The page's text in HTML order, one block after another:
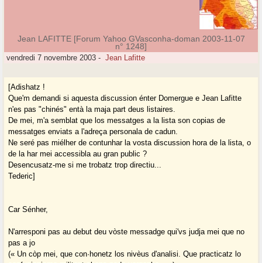
Jean LAFITTE [Forum Yahoo GVasconha-doman 2003-11-07
n° 1248]
vendredi 7 novembre 2003 - Jean Lafitte
[Adishatz !
Que'm demandi si aquesta discussion énter Domergue e Jean Lafitte
n'es pas "chinés" entà la maja part deus listaires.
De mei, m'a semblat que los messatges a la lista son copias de
messatges enviats a l'adreça personala de cadun.
Ne seré pas miélher de contunhar la vosta discussion hora de la lista, o
de la har mei accessibla au gran public ?
Desencusatz-me si me trobatz trop directiu...
Tederic]
Car Sénher,
N'arresponi pas au debut deu vòste messadge qui'vs judja mei que no
pas a jo
(« Un còp mei, que con·honetz los nivèus d'analisi. Que practicatz lo